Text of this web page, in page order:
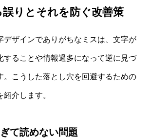
りとそれを防ぐ改善策
デザインでありがちなミスは、文字が
することや情報過多になって逆に見づ
。こうした落とし穴を回避するための
介します。
て読めない問題